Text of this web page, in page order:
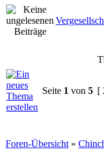
Seite 1 von 5 [
Foren-Übersicht »